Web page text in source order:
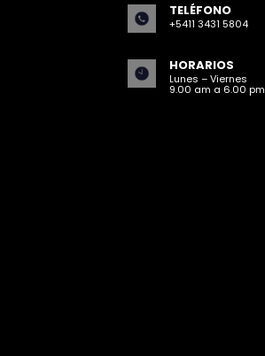
TELÉFONO
+5411 3431 5804
HORARIOS
Lunes – Viernes
9.00 am a 6.00 pm